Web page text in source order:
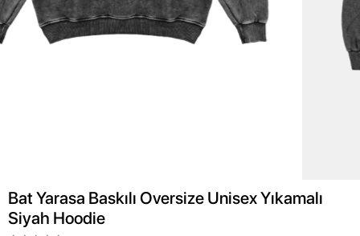
Bat Yarasa Baskılı Oversize Unisex Yıkamalı
Siyah Hoodie